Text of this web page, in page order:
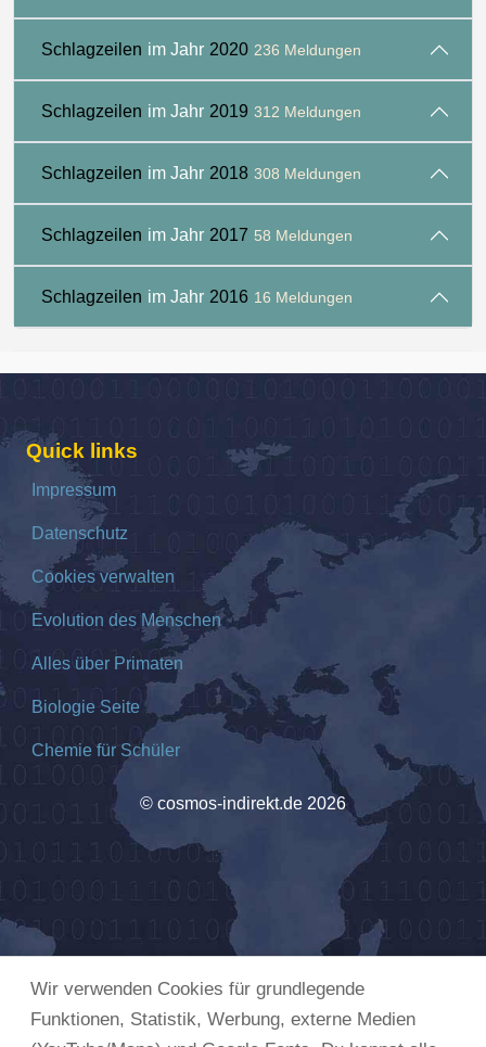
Wir verwenden Cookies für grundlegende
Funktionen, Statistik, Werbung, externe Medien
Schlagzeilen im Jahr 2020 236 Meldungen
Schlagzeilen im Jahr 2019 312 Meldungen
Schlagzeilen im Jahr 2018 308 Meldungen
Schlagzeilen im Jahr 2017 58 Meldungen
Schlagzeilen im Jahr 2016 16 Meldungen
Quick links
Impressum
Datenschutz
Cookies verwalten
Evolution des Menschen
Alles über Primaten
Biologie Seite
Chemie für Schüler
© cosmos-indirekt.de 2026